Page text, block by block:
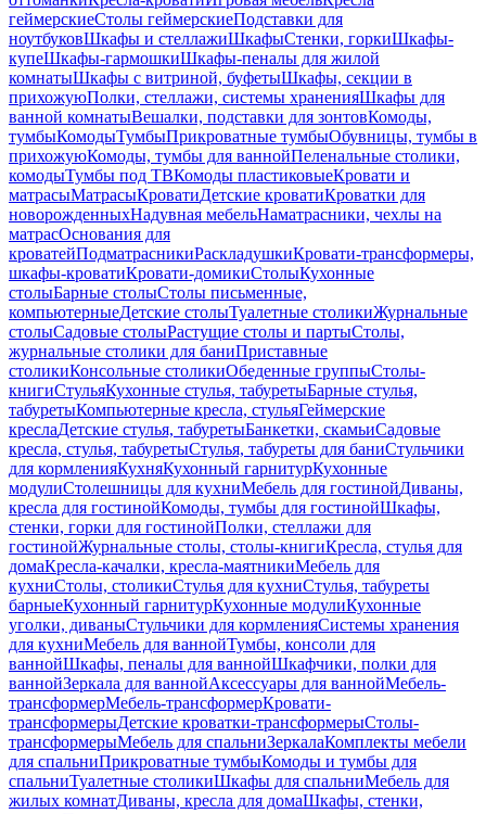
геймерскиеСтолы геймерскиеПодставки для
ноутбуковШкафы и стеллажиШкафыСтенки, горкиШкафы-
купеШкафы-гармошкиШкафы-пеналы для жилой
комнатыШкафы с витриной, буфетыШкафы, секции в
прихожуюПолки, стеллажи, системы храненияШкафы для
ванной комнатыВешалки, подставки для зонтовКомоды,
тумбыКомодыТумбыПрикроватные тумбыОбувницы, тумбы в
прихожуюКомоды, тумбы для ваннойПеленальные столики,
комодыТумбы под ТВКомоды пластиковыеКровати и
матрасыМатрасыКроватиДетские кроватиКроватки для
новорожденныхНадувная мебельНаматрасники, чехлы на
матрасОснования для
кроватейПодматрасникиРаскладушкиКровати-трансформеры,
шкафы-кроватиКровати-домикиСтолыКухонные
столыБарные столыСтолы письменные,
компьютерныеДетские столыТуалетные столикиЖурнальные
столыСадовые столыРастущие столы и партыСтолы,
журнальные столики для баниПриставные
столикиКонсольные столикиОбеденные группыСтолы-
книгиСтульяКухонные стулья, табуретыБарные стулья,
табуретыКомпьютерные кресла, стульяГеймерские
креслаДетские стулья, табуретыБанкетки, скамьиСадовые
кресла, стулья, табуретыСтулья, табуреты для баниСтульчики
для кормленияКухняКухонный гарнитурКухонные
модулиСтолешницы для кухниМебель для гостинойДиваны,
кресла для гостинойКомоды, тумбы для гостинойШкафы,
стенки, горки для гостинойПолки, стеллажи для
гостинойЖурнальные столы, столы-книгиКресла, стулья для
домаКресла-качалки, кресла-маятникиМебель для
кухниСтолы, столикиСтулья для кухниСтулья, табуреты
барныеКухонный гарнитурКухонные модулиКухонные
уголки, диваныСтульчики для кормленияСистемы хранения
для кухниМебель для ваннойТумбы, консоли для
ваннойШкафы, пеналы для ваннойШкафчики, полки для
ваннойЗеркала для ваннойАксессуары для ваннойМебель-
трансформерМебель-трансформерКровати-
трансформерыДетские кроватки-трансформерыСтолы-
трансформерыМебель для спальниЗеркалаКомплекты мебели
для спальниПрикроватные тумбыКомоды и тумбы для
спальниТуалетные столикиШкафы для спальниМебель для
жилых комнатДиваны, кресла для домаШкафы, стенки,